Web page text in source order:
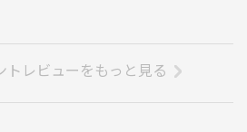
トレビューをもっと見る